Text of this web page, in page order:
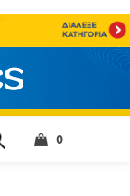
0